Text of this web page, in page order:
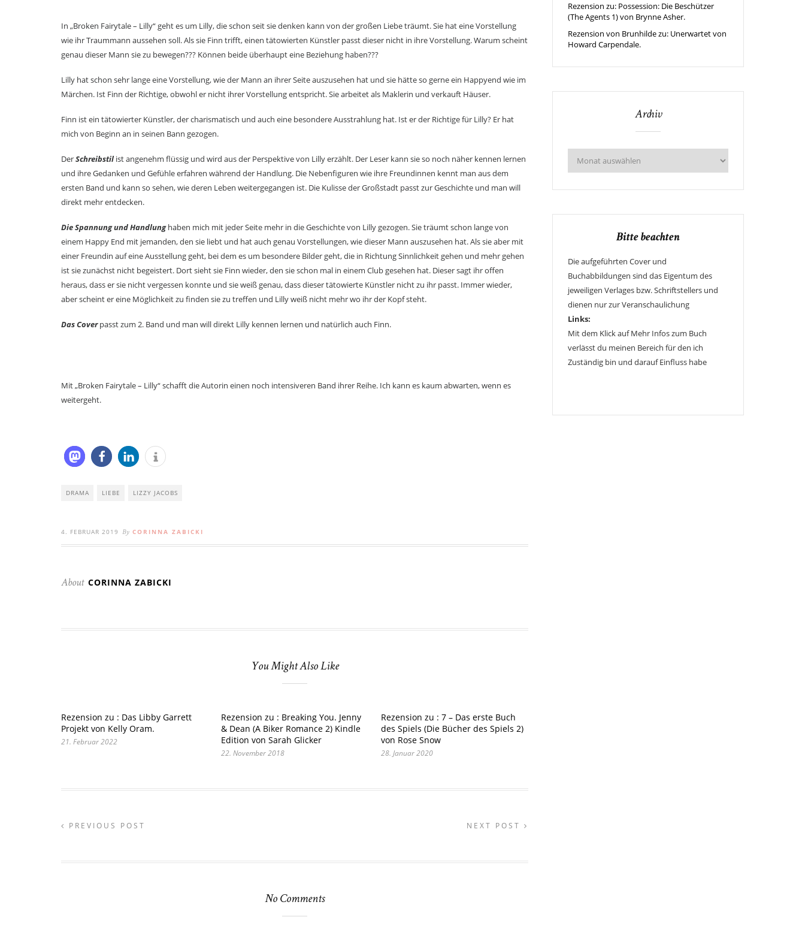
In „Broken Fairytale – Lilly“ geht es um Lilly, die schon seit sie denken kann von der großen Liebe träumt. Sie hat eine Vorstellung
wie ihr Traummann aussehen soll. Als sie Finn trifft, einen tätowierten Künstler passt dieser nicht in ihre Vorstellung. Warum scheint
genau dieser Mann sie zu bewegen??? Können beide überhaupt eine Beziehung haben???
Lilly hat schon sehr lange eine Vorstellung, wie der Mann an ihrer Seite auszusehen hat und sie hätte so gerne ein Happyend wie im
Märchen. Ist Finn der Richtige, obwohl er nicht ihrer Vorstellung entspricht. Sie arbeitet als Maklerin und verkauft Häuser.
Finn ist ein tätowierter Künstler, der charismatisch und auch eine besondere Ausstrahlung hat. Ist er der Richtige für Lilly? Er hat
mich von Beginn an in seinen Bann gezogen.
DerSchreibstilist angenehm flüssig und wird aus der Perspektive von Lilly erzählt. Der Leser kann sie so noch näher kennen lernen
und ihre Gedanken und Gefühle erfahren während der Handlung. Die Nebenfiguren wie ihre Freundinnen kennt man aus dem
ersten Band und kann so sehen, wie deren Leben weitergegangen ist. Die Kulisse der Großstadt passt zur Geschichte und man will
direkt mehr entdecken.
Die Spannung und Handlunghaben mich mit jeder Seite mehr in die Geschichte von Lilly gezogen. Sie träumt schon lange von
einem Happy End mit jemanden, den sie liebt und hat auch genau Vorstellungen, wie dieser Mann auszusehen hat. Als sie aber mit
einer Freundin auf eine Ausstellung geht, bei dem es um besondere Bilder geht, die in Richtung Sinnlichkeit gehen und mehr gehen
ist sie zunächst nicht begeistert. Dort sieht sie Finn wieder, den sie schon mal in einem Club gesehen hat. Dieser sagt ihr offen
heraus, dass er sie nicht vergessen konnte und sie weiß genau, dass dieser tätowierte Künstler nicht zu ihr passt. Immer wieder,
aber scheint er eine Möglichkeit zu finden sie zu treffen und Lilly weiß nicht mehr wo ihr der Kopf steht.
Das Coverpasst zum 2. Band und man will direkt Lilly kennen lernen und natürlich auch Finn.
Mit „Broken Fairytale – Lilly“ schafft die Autorin einen noch intensiveren Band ihrer Reihe. Ich kann es kaum abwarten, wenn es
weitergeht.
DRAMA LIEBE LIZZY JACOBS
4. FEBRUAR 2019 By CORINNA ZABICKI
About CORINNA ZABICKI
You Might Also Like
Rezension zu : Das Libby Garrett
Projekt von Kelly Oram.
21. Februar 2022
Rezension zu : Breaking You. Jenny
& Dean (A Biker Romance 2) Kindle
Edition von Sarah Glicker
22. November 2018
Rezension zu : 7 – Das erste Buch
des Spiels (Die Bücher des Spiels 2)
von Rose Snow
28. Januar 2020
PREVIOUS POST NEXT POST
No Comments
Rezension zu: Possession: Die Beschützer
(The Agents 1) von Brynne Asher.
Rezension von Brunhilde zu: Unerwartet von
Howard Carpendale.
Archiv
Bitte beachten
Die aufgeführten Cover und
Buchabbildungen sind das Eigentum des
jeweiligen Verlages bzw. Schriftstellers und
dienen nur zur Veranschaulichung
Links:
Mit dem Klick auf Mehr Infos zum Buch
verlässt du meinen Bereich für den ich
Zuständig bin und darauf Einfluss habe